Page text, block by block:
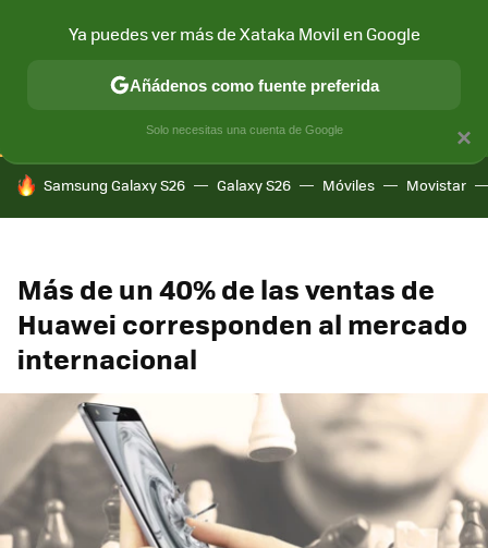
CONECTIVIDAD MÓVIL Y SOCIEDAD APLICACIONES
HOY SE HABLA DE
Samsung Galaxy S26 Galaxy S26 Móviles Movistar
Más de un 40% de las ventas de
Huawei corresponden al mercado
internacional
×
Ya puedes ver más de Xataka Movil en Google
Añádenos como fuente preferida
Solo necesitas una cuenta de Google